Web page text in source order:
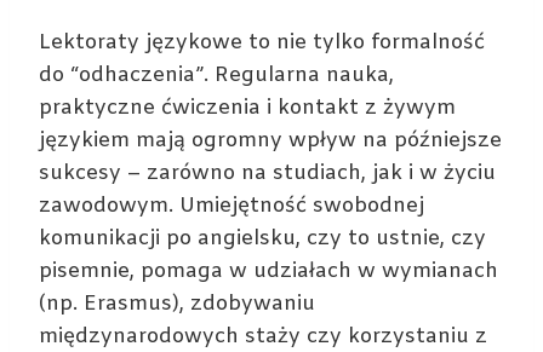
Lektoraty językowe to nie tylko formalność
do “odhaczenia”. Regularna nauka,
praktyczne ćwiczenia i kontakt z żywym
językiem mają ogromny wpływ na późniejsze
sukcesy – zarówno na studiach, jak i w życiu
zawodowym. Umiejętność swobodnej
komunikacji po angielsku, czy to ustnie, czy
pisemnie, pomaga w udziałach w wymianach
(np. Erasmus), zdobywaniu
międzynarodowych staży czy korzystaniu z